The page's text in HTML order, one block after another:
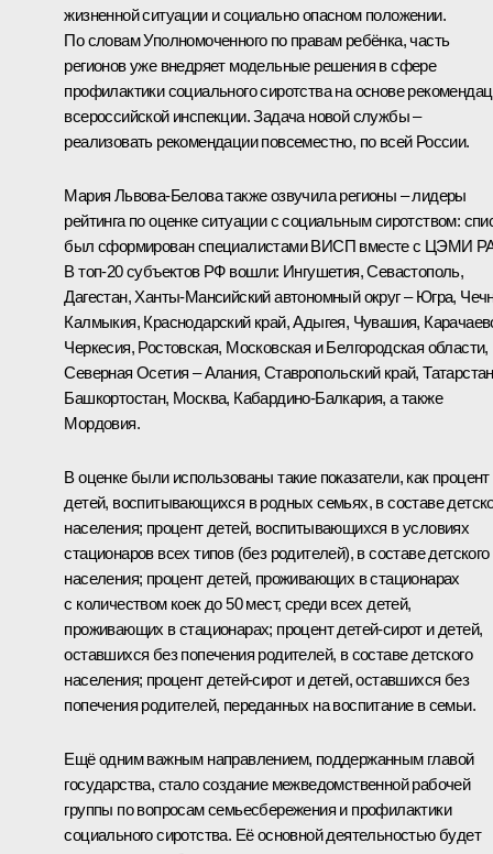
жизненной ситуации и социально опасном положении.
По словам Уполномоченного по правам ребёнка, часть
регионов уже внедряет модельные решения в сфере
профилактики социального сиротства на основе
всероссийской инспекции. Задача новой службы –
реализовать рекомендации повсеместно, по всей России.
Мария Львова-Беловатакже озвучила регионы – лидеры
рейтинга по оценке ситуации с социальным сиротством:
был сформирован специалистами ВИСП вместе с ЦЭМИ
В топ-20 субъектов РФ вошли: Ингушетия, Севастополь,
Дагестан, Ханты-Мансийский автономный округ – Югра,
Калмыкия, Краснодарский край, Адыгея, Чувашия,
Черкесия, Ростовская, Московская и Белгородская области,
Северная Осетия – Алания, Ставропольский край,
Башкортостан, Москва, Кабардино-Балкария, а также
Мордовия.
В оценке были использованы такие показатели, как процент
детей, воспитывающихся в родных семьях, в составе
населения; процент детей, воспитывающихся в условиях
стационаров всех типов (без родителей), в составе детского
населения; процент детей, проживающих в стационарах
с количеством коек до 50 мест, среди всех детей,
проживающих в стационарах; процент детей-сирот и детей,
оставшихся без попечения родителей, в составе детского
населения; процент детей-сирот и детей, оставшихся без
попечения родителей, переданных на воспитание в семьи.
Ещё одним важным направлением, поддержанным главой
государства, стало создание межведомственной рабочей
группы по вопросам семьесбережения и профилактики
социального сиротства. Её основной деятельностью будет